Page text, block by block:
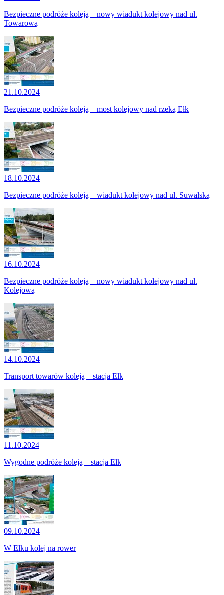
Bezpieczne podróże koleją – nowy wiadukt kolejowy nad ul.
Towarową
21.10.2024
Bezpieczne podróże koleją – most kolejowy nad rzeką Ełk
18.10.2024
Bezpieczne podróże koleją – wiadukt kolejowy nad ul. Suwalską
16.10.2024
Bezpieczne podróże koleją – nowy wiadukt kolejowy nad ul.
Kolejową
14.10.2024
Transport towarów koleją – stacja Ełk
11.10.2024
Wygodne podróże koleją – stacja Ełk
09.10.2024
W Ełku kolej na rower